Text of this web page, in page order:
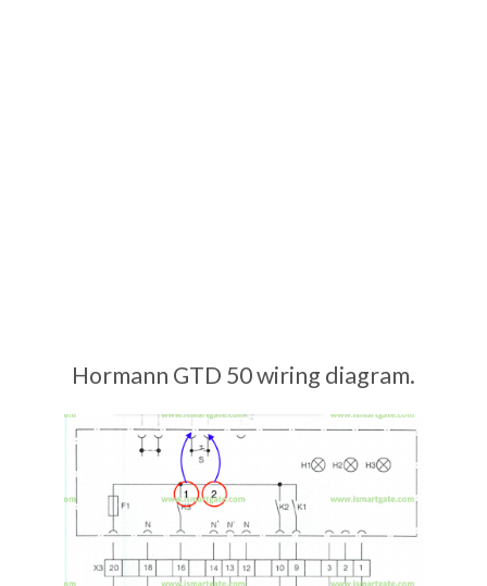
Hormann GTD 50 wiring diagram.